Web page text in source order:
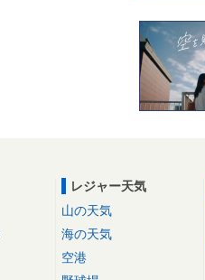
レジャー天気
山の天気
海の天気
空港